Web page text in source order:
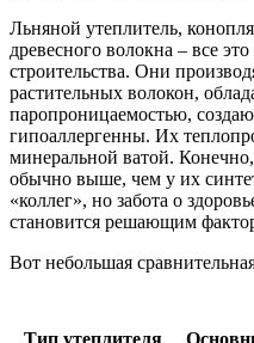
Льняной утеплитель,
древесного волокна – все
строительства. Они
растительных волокон,
паропроницаемостью,
гипоаллергенны. Их
минеральной ватой.
обычно выше, чем у их
«коллег», но забота о
становится решающим
Вот небольшая